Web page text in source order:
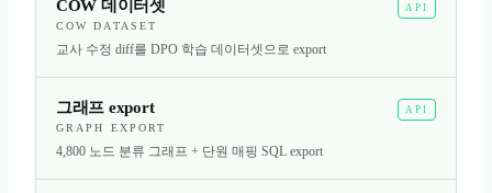
COW 데이터셋
API
COW DATASET
교사 수정 diff를 DPO 학습 데이터셋으로 export
그래프 export
API
GRAPH EXPORT
4,800 노드 분류 그래프 + 단원 매핑 SQL export